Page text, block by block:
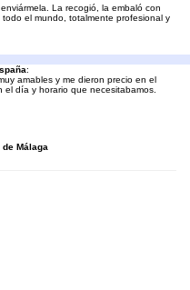
La recogió, la embaló con
el mundo, totalmente profesional y
:
amables y me dieron precio en el
día y horario que necesitabamos.
Málaga